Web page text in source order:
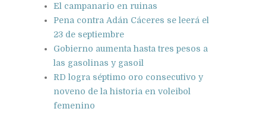
El campanario en ruinas
Pena contra Adán Cáceres se leerá el
23 de septiembre
Gobierno aumenta hasta tres pesos a
las gasolinas y gasoil
RD logra séptimo oro consecutivo y
noveno de la historia en voleibol
femenino